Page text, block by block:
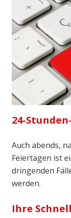
24-
Auch abends,
Feiertagen ist
dringenden
werden.
Ihre